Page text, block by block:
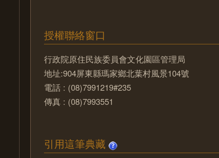
授權聯絡窗口
行政院原住民族委員會文化園區管理局
地址:904屏東縣瑪家鄉北葉村風景104號
電話 : (08)7991219#235
傳真 : (08)7993551
引用這筆典藏